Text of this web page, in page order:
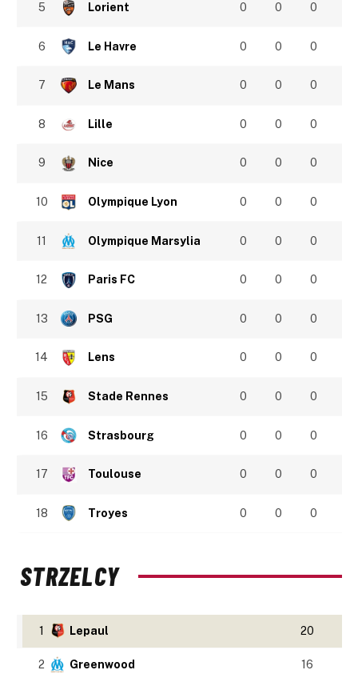
5 Lorient 0 0 0
6 Le Havre 0 0 0
7 Le Mans 0 0 0
8 Lille 0 0 0
9 Nice 0 0 0
10 Olympique Lyon 0 0 0
11 Olympique Marsylia 0 0 0
12 Paris FC 0 0 0
13 PSG 0 0 0
14 Lens 0 0 0
15 Stade Rennes 0 0 0
16 Strasbourg 0 0 0
17 Toulouse 0 0 0
18 Troyes 0 0 0
STRZELCY
1 Lepaul 20
2 Greenwood 16